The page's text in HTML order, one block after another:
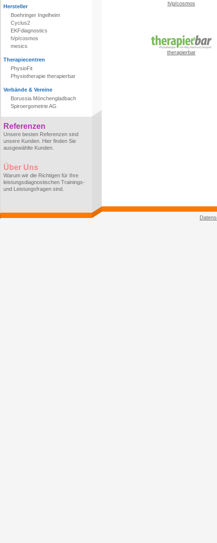
Hersteller
Boehringer Ingelheim
Cyclus2
EKFdiagnostics
h/p/cosmos
mesics
Therapiecentren
PhysioFit
Physiotherapie therapierbar
Verbände & Vereine
Borussia Mönchengladbach
Spiroergometrie AG
Referenzen
Unsere besten Referenzen sind
unsere Kunden. Hier finden Sie
ausgewählte Kunden.
Über Uns
Warum wir die Richtigen für Ihre
leistungsdiagnostischen Trainings-
und Leistungsfragen sind.
h/p/cosmos
therapierbar